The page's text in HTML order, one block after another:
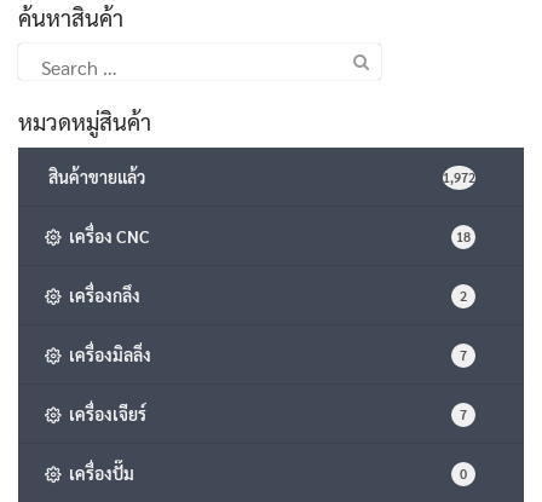
ค้นหาสินค้า
for:
หมวดหมู่สินค้า
สินค้าขายแล้ว 1,972
เครื่อง CNC 18
เครื่องกลึง 2
เครื่องมิลลิ่ง 7
เครื่องเจียร์ 7
เครื่องปั๊ม 0